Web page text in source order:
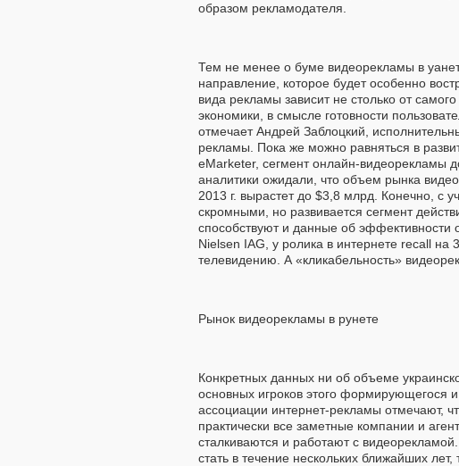
образом рекламодателя.
Тем не менее о буме видеорекламы в
направление, которое будет особенно
вида рекламы зависит не столько от
экономики, в смысле готовности
отмечает Андрей Заблоцкий,
рекламы. Пока же можно равняться в
eMarketer, сегмент онлайн-видеорекламы
аналитики ожидали, что объем рынка
2013 г. вырастет до $3,8 млрд. Конечно, с
скромными, но развивается сегмент
способствуют и данные об
Nielsen IAG, у ролика в интернете recall на
телевидению. А «кликабельность»
Рынок видеорекламы в рунете
Конкретных данных ни об объеме
основных игроков этого формирующегося
ассоциации интернет-рекламы отмечают,
практически все заметные компании и
сталкиваются и работают с
стать в течение нескольких ближайших лет,